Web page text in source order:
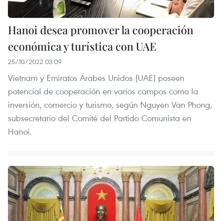
Hanoi desea promover la cooperación
económica y turística con UAE
25/10/2022 03:09
Vietnam y Emiratos Árabes Unidos (UAE) poseen
potencial de cooperación en varios campos como la
inversión, comercio y turismo, según Nguyen Van Phong,
subsecretario del Comité del Partido Comunista en
Hanoi.